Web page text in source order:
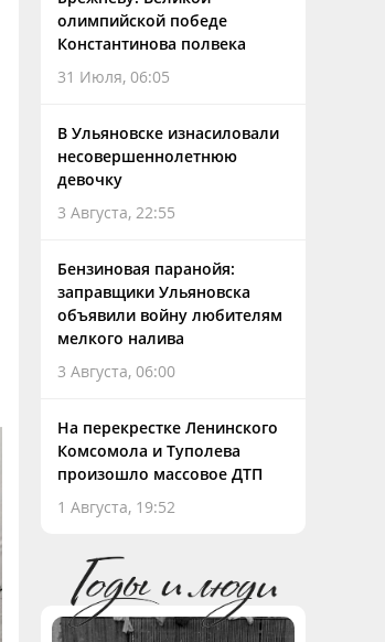
олимпийской победе
Константинова полвека
31 Июля, 06:05
В Ульяновске изнасиловали
несовершеннолетнюю
девочку
3 Августа, 22:55
Бензиновая паранойя:
заправщики Ульяновска
объявили войну любителям
мелкого налива
3 Августа, 06:00
На перекрестке Ленинского
Комсомола и Туполева
произошло массовое ДТП
1 Августа, 19:52